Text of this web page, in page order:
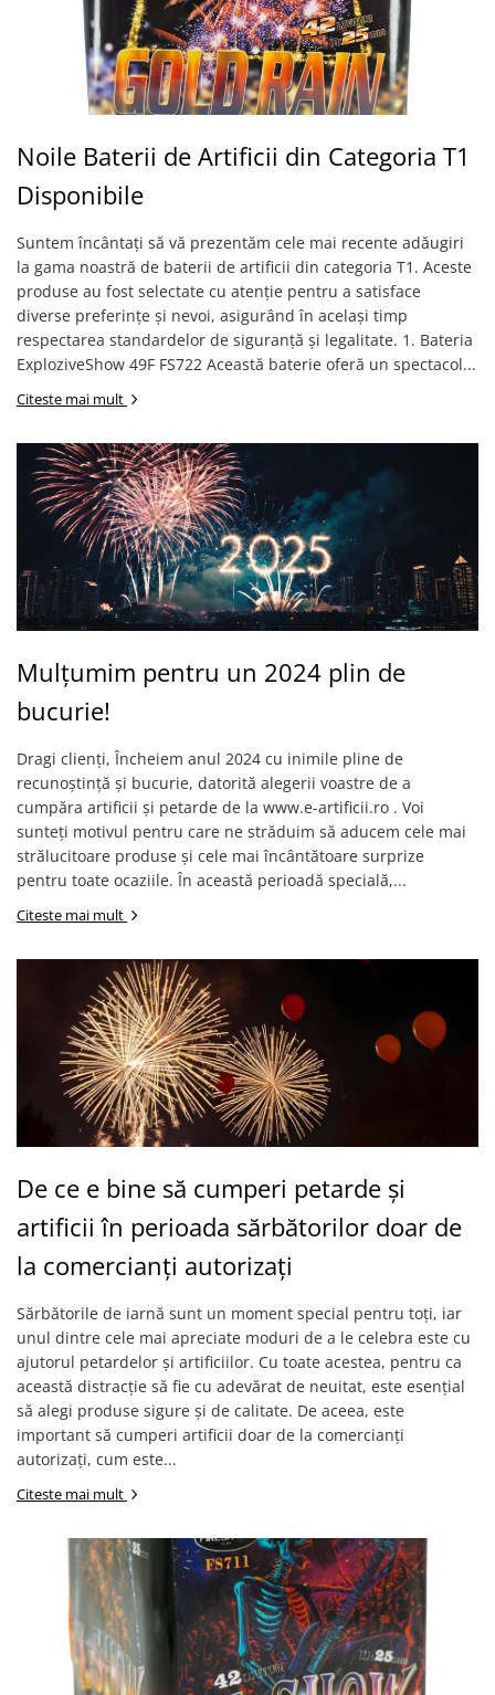
Noile Baterii de Artificii din Categoria T1
Disponibile
Suntem încântați să vă prezentăm cele mai recente adăugiri
la gama noastră de baterii de artificii din categoria T1. Aceste
produse au fost selectate cu atenție pentru a satisface
diverse preferințe și nevoi, asigurând în același timp
respectarea standardelor de siguranță și legalitate. 1. Bateria
ExploziveShow 49F FS722 Această baterie oferă un spectacol...
Citeste mai mult
Mulțumim pentru un 2024 plin de
bucurie!
Dragi clienți, Încheiem anul 2024 cu inimile pline de
recunoștință și bucurie, datorită alegerii voastre de a
cumpăra artificii și petarde de la www.e-artificii.ro . Voi
sunteți motivul pentru care ne străduim să aducem cele mai
strălucitoare produse și cele mai încântătoare surprize
pentru toate ocaziile. În această perioadă specială,...
Citeste mai mult
De ce e bine să cumperi petarde și
artificii în perioada sărbătorilor doar de
la comercianți autorizați
Sărbătorile de iarnă sunt un moment special pentru toți, iar
unul dintre cele mai apreciate moduri de a le celebra este cu
ajutorul petardelor și artificiilor. Cu toate acestea, pentru ca
această distracție să fie cu adevărat de neuitat, este esențial
să alegi produse sigure și de calitate. De aceea, este
important să cumperi artificii doar de la comercianți
autorizați, cum este...
Citeste mai mult